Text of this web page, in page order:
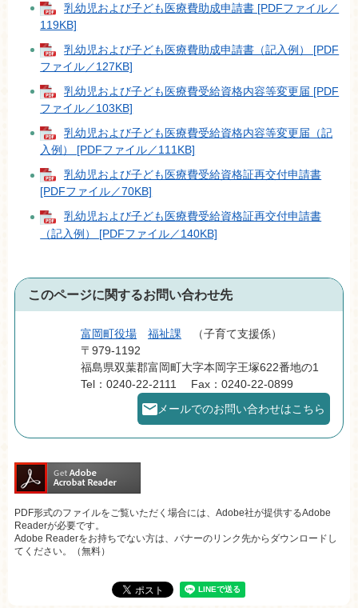
乳幼児および子ども医療費助成申請書 [PDFファイル／
119KB]
乳幼児および子ども医療費助成申請書（記入例） [PDF
ファイル／127KB]
乳幼児および子ども医療費受給資格内容等変更届 [PDF
ファイル／103KB]
乳幼児および子ども医療費受給資格内容等変更届（記
入例） [PDFファイル／111KB]
乳幼児および子ども医療費受給資格証再交付申請書
[PDFファイル／70KB]
乳幼児および子ども医療費受給資格証再交付申請書
（記入例） [PDFファイル／140KB]
このページに関するお問い合わせ先
富岡町役場 福祉課
子育て支援係
〒979-1192
福島県双葉郡富岡町大字本岡字王塚622番地の1
Tel：0240-22-2111
Fax：0240-22-0899
メールでのお問い合わせはこちら
PDF形式のファイルをご覧いただく場合には、Adobe社が提供するAdobe
Readerが必要です。
Adobe Readerをお持ちでない方は、バナーのリンク先からダウンロードし
てください。（無料）